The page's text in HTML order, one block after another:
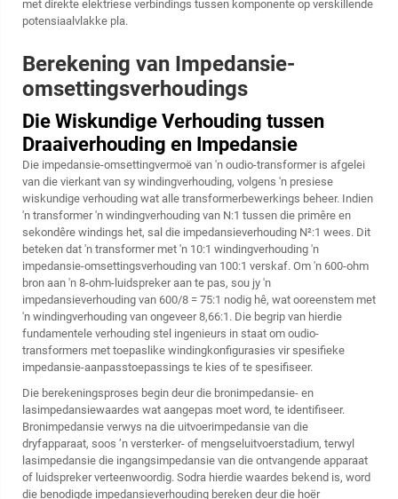
met direkte elektriese verbindings tussen komponente op verskillende
potensiaalvlakke pla.
Berekening van Impedansie-
omsettingsverhoudings
Die Wiskundige Verhouding tussen
Draaiverhouding en Impedansie
Die impedansie-omsettingvermoë van 'n oudio-transformer is afgelei
van die vierkant van sy windingverhouding, volgens 'n presiese
wiskundige verhouding wat alle transformerbewerkings beheer. Indien
'n transformer 'n windingverhouding van N:1 tussen die primêre en
sekondêre windings het, sal die impedansieverhouding N²:1 wees. Dit
beteken dat 'n transformer met 'n 10:1 windingverhouding 'n
impedansie-omsettingsverhouding van 100:1 verskaf. Om 'n 600-ohm
bron aan 'n 8-ohm-luidspreker aan te pas, sou jy 'n
impedansieverhouding van 600/8 = 75:1 nodig hê, wat ooreenstem met
'n windingverhouding van ongeveer 8,66:1. Die begrip van hierdie
fundamentele verhouding stel ingenieurs in staat om oudio-
transformers met toepaslike windingkonfigurasies vir spesifieke
impedansie-aanpasstoepassings te kies of te spesifiseer.
Die berekeningsproses begin deur die bronimpedansie- en
lasimpedansiewaardes wat aangepas moet word, te identifiseer.
Bronimpedansie verwys na die uitvoerimpedansie van die
dryfapparaat, soos ’n versterker- of mengseluitvoerstadium, terwyl
lasimpedansie die ingangsimpedansie van die ontvangende apparaat
of luidspreker verteenwoordig. Sodra hierdie waardes bekend is, word
die benodigde impedansieverhouding bereken deur die hoër